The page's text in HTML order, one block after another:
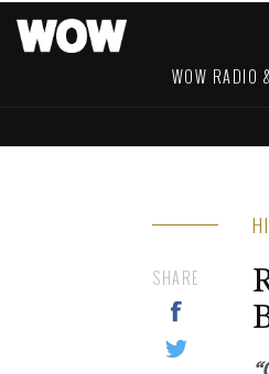
WOW RADIO
SHARE